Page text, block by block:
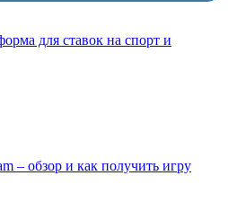
для ставок на спорт и
– обзор и как получить игру